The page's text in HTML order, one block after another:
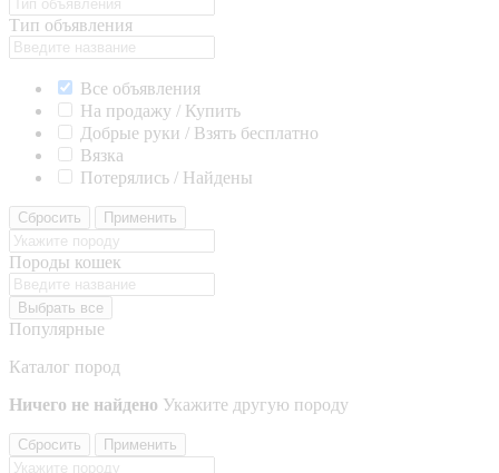
Тип объявления
Все объявления
На продажу / Купить
Добрые руки / Взять бесплатно
Вязка
Потерялись / Найдены
Сбросить Применить
Породы кошек
Выбрать все
Популярные
Каталог пород
Ничего не найдено Укажите другую породу
Сбросить Применить